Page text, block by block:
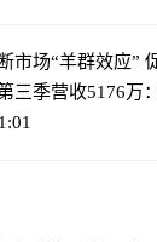
市场“羊群效应”
三季营收5176万